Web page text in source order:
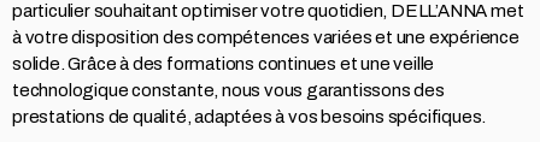
particulier souhaitant optimiser votre quotidien, DELL’ANNA met
à votre disposition des compétences variées et une expérience
solide. Grâce à des formations continues et une veille
technologique constante, nous vous garantissons des
prestations de qualité, adaptées à vos besoins spécifiques.